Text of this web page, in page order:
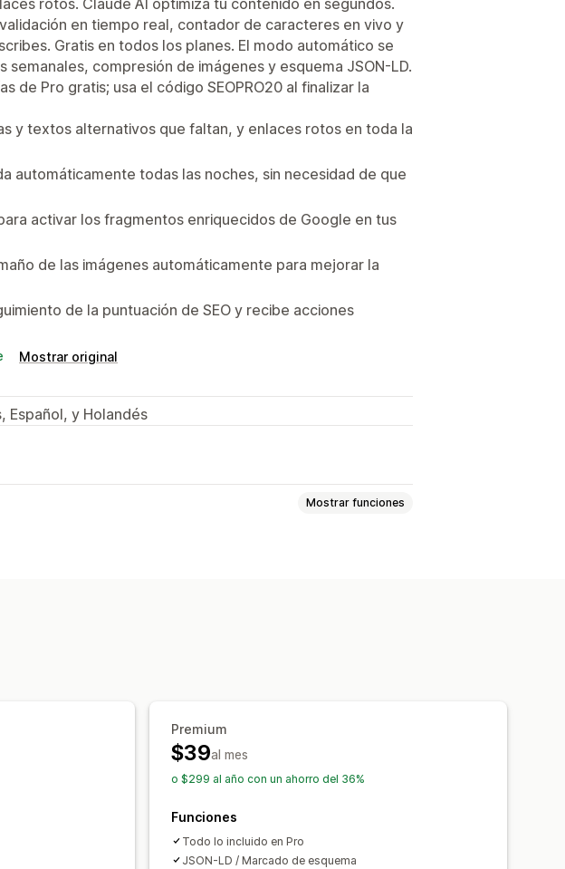
en tiempo real, contador de caracteres en vivo y
Gratis en todos los planes. El modo automático se
compresión de imágenes y esquema JSON-LD.
de Pro gratis; usa el código SEOPRO20 al finalizar la
y textos alternativos que faltan, y enlaces rotos en toda la
automáticamente todas las noches, sin necesidad de que
activar los fragmentos enriquecidos de Google en tus
de las imágenes automáticamente para mejorar la
de la puntuación de SEO y recibe acciones
Mostrar original
Español, y Holandés
Mostrar funciones
Premium
$39al mes
o $299 al año con un ahorro del 36%
Funciones
Todo lo incluido en Pro
JSON-LD / Marcado de esquema